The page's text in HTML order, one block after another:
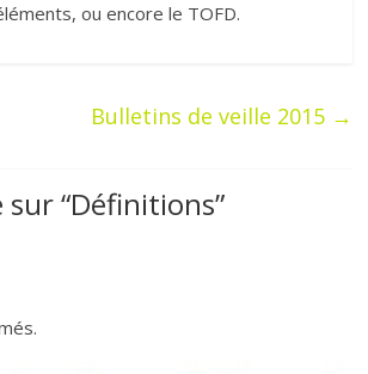
ou encore le TOFD.
Bulletins de veille 2015 →
sur “Définitions”